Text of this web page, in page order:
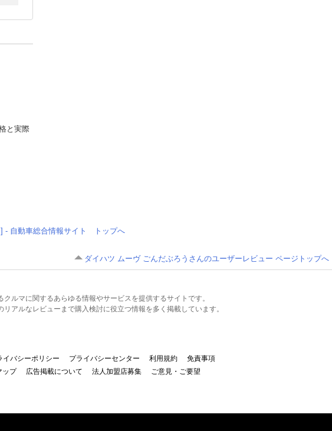
と実際
- 自動車総合情報サイト トップへ
ダイハツ ムーヴ ごんだぶろうさんのユーザーレビュー ページトップへ
ルマに関するあらゆる情報やサービスを提供するサイトです。
アルなレビューまで購入検討に役立つ情報を多く掲載しています。
イバシーポリシー プライバシーセンター 利用規約
免責事項
ップ 広告掲載について 法人加盟店募集
ご意見・ご要望